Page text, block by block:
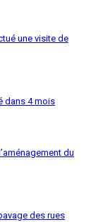
une visite de
dans 4 mois
du
des rues